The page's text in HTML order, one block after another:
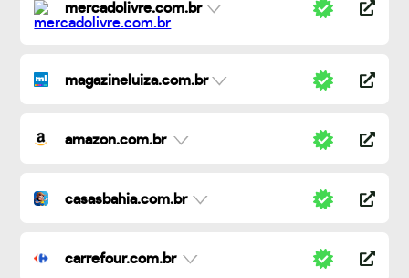
mercadolivre.com.br
magazineluiza.com.br
amazon.com.br
casasbahia.com.br
carrefour.com.br